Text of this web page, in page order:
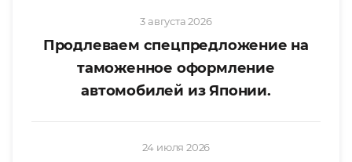
3 августа 2026
Продлеваем спецпредложение на
таможенное оформление
автомобилей из Японии.
24 июля 2026